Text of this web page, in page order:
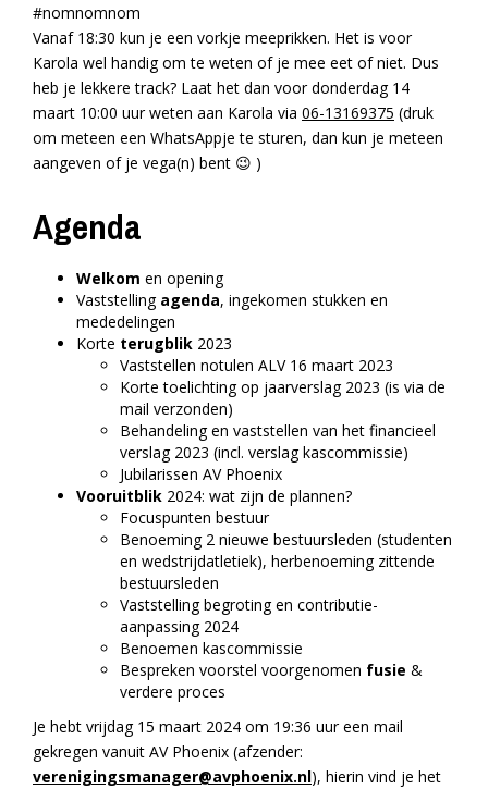
#nomnomnom
Vanaf 18:30 kun je een vorkje meeprikken. Het is voor
Karola wel handig om te weten of je mee eet of niet. Dus
heb je lekkere track? Laat het dan voor donderdag 14
maart 10:00 uur weten aan Karola via 06-13169375 (druk
om meteen een WhatsAppje te sturen, dan kun je meteen
aangeven of je vega(n) bent 😉 )
Agenda
Welkom en opening
Vaststelling agenda, ingekomen stukken en
mededelingen
Korte terugblik 2023
Vaststellen notulen ALV 16 maart 2023
Korte toelichting op jaarverslag 2023 (is via de
mail verzonden)
Behandeling en vaststellen van het financieel
verslag 2023 (incl. verslag kascommissie)
Jubilarissen AV Phoenix
Vooruitblik 2024: wat zijn de plannen?
Focuspunten bestuur
Benoeming 2 nieuwe bestuursleden (studenten
en wedstrijdatletiek), herbenoeming zittende
bestuursleden
Vaststelling begroting en contributie-
aanpassing 2024
Benoemen kascommissie
Bespreken voorstel voorgenomen fusie &
verdere proces
Je hebt vrijdag 15 maart 2024 om 19:36 uur een mail
gekregen vanuit AV Phoenix (afzender:
verenigingsmanager@avphoenix.nl), hierin vind je het